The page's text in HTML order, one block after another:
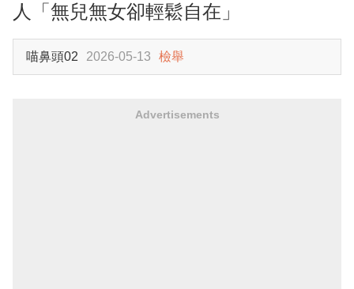
人「無兒無女卻輕鬆自在」
喵鼻頭02 2026-05-13 檢舉
Advertisements